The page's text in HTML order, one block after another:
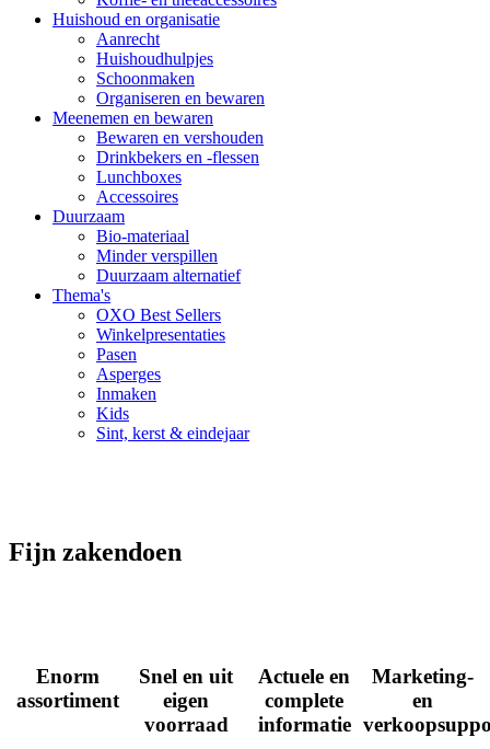
Huishoud en organisatie
Aanrecht
Huishoudhulpjes
Schoonmaken
Organiseren en bewaren
Meenemen en bewaren
Bewaren en vershouden
Drinkbekers en -flessen
Lunchboxes
Accessoires
Duurzaam
Bio-materiaal
Minder verspillen
Duurzaam alternatief
Thema's
OXO Best Sellers
Winkelpresentaties
Pasen
Asperges
Inmaken
Kids
Sint, kerst & eindejaar
Fijn zakendoen
Enorm
assortiment
Snel en uit
eigen
voorraad
Actuele en
complete
informatie
Marketing-
en